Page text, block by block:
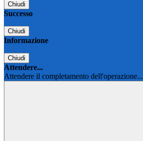
Chiudi
Successo
Chiudi
Informazione
Chiudi
Attendere...
Attendere il completamento dell'operazione...